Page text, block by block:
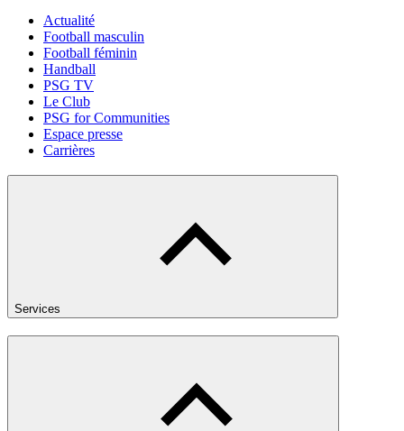
Actualité
Football masculin
Football féminin
Handball
PSG TV
Le Club
PSG for Communities
Espace presse
Carrières
Services